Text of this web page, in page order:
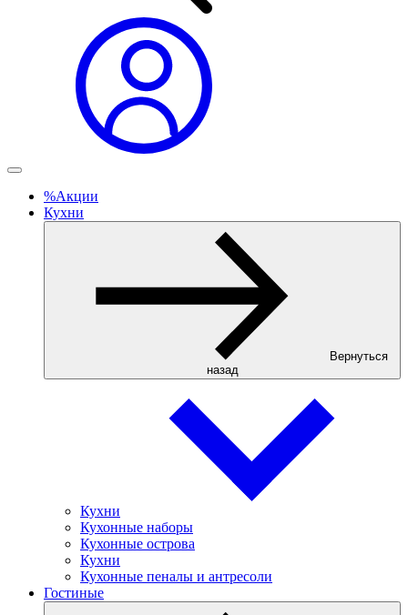
%Акции
Кухни
Вернуться
назад
Кухни
Кухонные наборы
Кухонные острова
Кухни
Кухонные пеналы и антресоли
Гостиные